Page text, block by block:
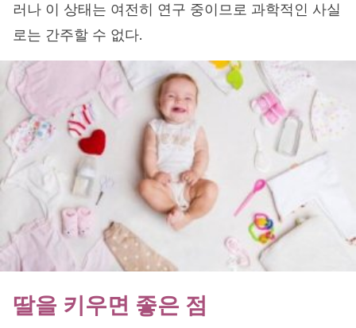
러나 이 상태는 여전히 연구 중이므로 과학적인 사실
로는 간주할 수 없다.
딸을 키우면 좋은 점